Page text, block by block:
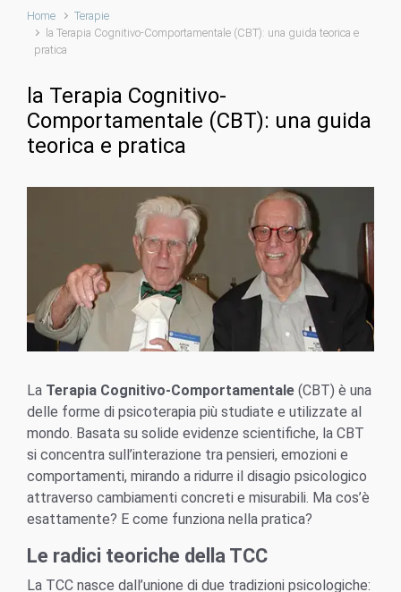
Home
Terapie
la Terapia Cognitivo-Comportamentale (CBT): una guida teorica e
pratica
la Terapia Cognitivo-
Comportamentale (CBT): una guida
teorica e pratica
La Terapia Cognitivo-Comportamentale (CBT) è una
delle forme di psicoterapia più studiate e utilizzate al
mondo. Basata su solide evidenze scientifiche, la CBT
si concentra sull’interazione tra pensieri, emozioni e
comportamenti, mirando a ridurre il disagio psicologico
attraverso cambiamenti concreti e misurabili. Ma cos’è
esattamente? E come funziona nella pratica?
Le radici teoriche della TCC
La TCC nasce dall’unione di due tradizioni psicologiche: